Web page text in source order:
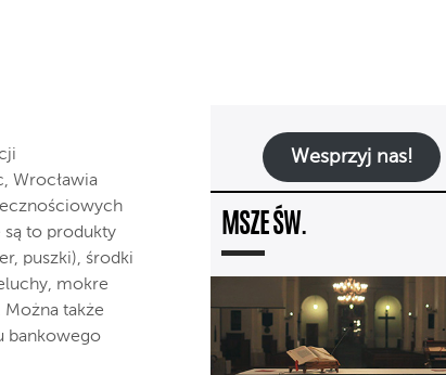
Wrocławia
są to produkty
puszki), środki
mokre
także
bankowego
Wesprzyj nas!
MSZE ŚW.